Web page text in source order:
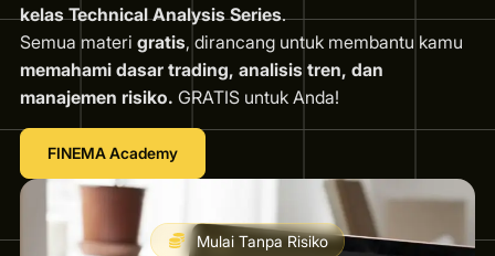
kelas Technical Analysis Series.
Semua materi gratis, dirancang untuk membantu kamu
memahami dasar trading, analisis tren, dan
manajemen risiko. GRATIS untuk Anda!
FINEMA Academy
Mulai Tanpa Risiko